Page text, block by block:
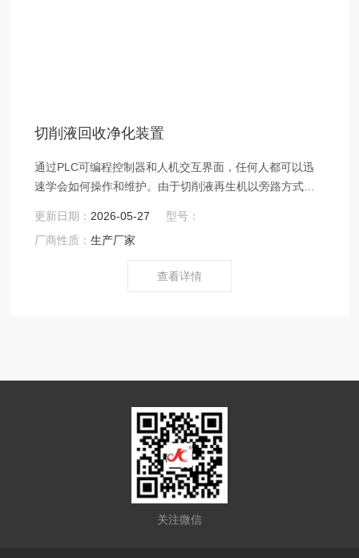
切削液回收净化装置
通过PLC可编程控制器和人机交互界面，任何人都可以迅
速学会如何操作和维护。由于切削液再生机以旁路方式操
可以净化冷却液。能够同时去除冷却液中的污染物如杂
油、油脂、金属颗粒、以及其他形式的固体颗粒，精度可
更新日期： 2026-05-27
型号：
厂商性质：生产厂家
查看详情
关注微信